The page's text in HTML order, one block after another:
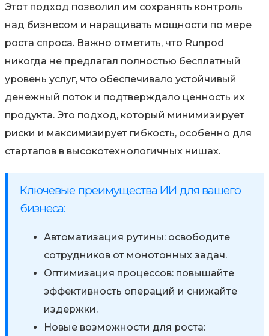
Этот подход позволил им сохранять контроль
над бизнесом и наращивать мощности по мере
роста спроса. Важно отметить, что Runpod
никогда не предлагал полностью бесплатный
уровень услуг, что обеспечивало устойчивый
денежный поток и подтверждало ценность их
продукта. Это подход, который минимизирует
риски и максимизирует гибкость, особенно для
стартапов в высокотехнологичных нишах.
Ключевые преимущества ИИ для вашего
бизнеса:
Автоматизация рутины: освободите
сотрудников от монотонных задач.
Оптимизация процессов: повышайте
эффективность операций и снижайте
издержки.
Новые возможности для роста: